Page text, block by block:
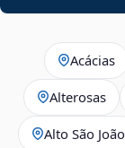
Acácias
Alterosas
Alto São João